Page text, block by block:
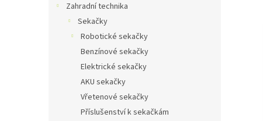
Zahradní technika
Sekačky
Robotické sekačky
Benzínové sekačky
Elektrické sekačky
AKU sekačky
Vřetenové sekačky
Příslušenství k sekačkám